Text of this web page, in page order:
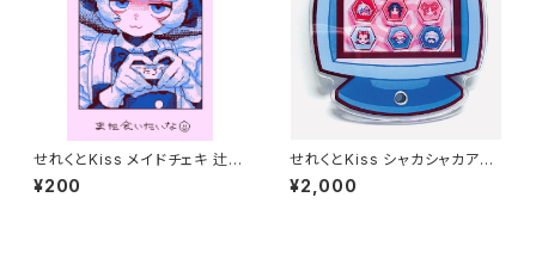
せれくとKiss メイドチェキ 辻琥
太郎
¥200
せれくとKiss シャカシャカアク
キー
¥2,000